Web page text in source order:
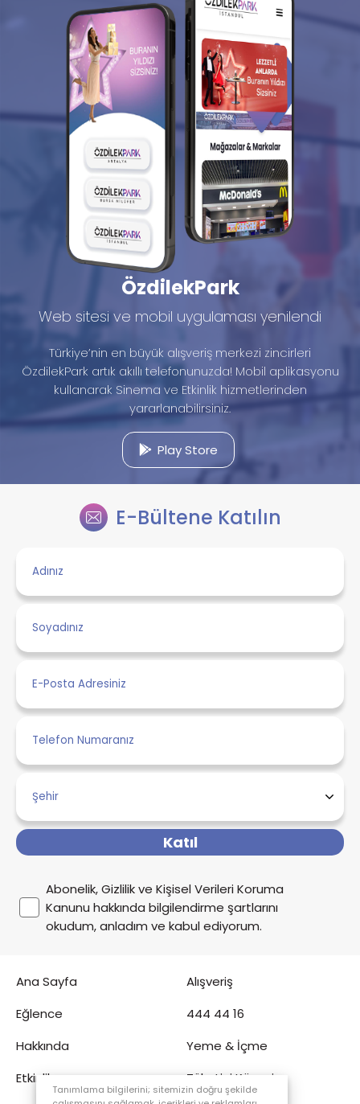
ÖzdilekPark
Web sitesi ve mobil uygulaması yenilendi
Türkiye’nin en büyük alışveriş merkezi zincirleri
ÖzdilekPark artık akıllı telefonunuzda! Mobil aplikasyonu
kullanarak Sinema ve Etkinlik hizmetlerinden
yararlanabilirsiniz.
Play Store
E-Bültene Katılın
Katıl
Abonelik, Gizlilik ve Kişisel Verileri Koruma
Kanunu hakkında bilgilendirme şartlarını
okudum, anladım ve kabul ediyorum.
Ana Sayfa
Alışveriş
Eğlence
444 44 16
Hakkında
Yeme & İçme
Etkinlik
Tüketici Köşesi
Tanımlama bilgilerini; sitemizin doğru şekilde